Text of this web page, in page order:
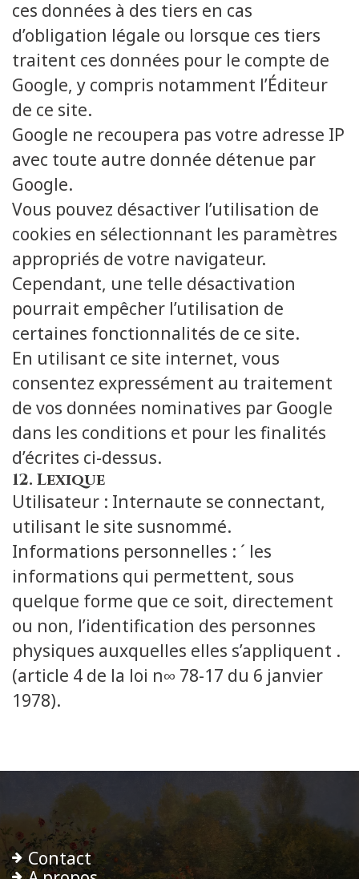
ces données à des tiers en cas
d’obligation légale ou lorsque ces tiers
traitent ces données pour le compte de
Google, y compris notamment l’Éditeur
de ce site.
Google ne recoupera pas votre adresse IP
avec toute autre donnée détenue par
Google.
Vous pouvez désactiver l’utilisation de
cookies en sélectionnant les paramètres
appropriés de votre navigateur.
Cependant, une telle désactivation
pourrait empêcher l’utilisation de
certaines fonctionnalités de ce site.
En utilisant ce site internet, vous
consentez expressément au traitement
de vos données nominatives par Google
dans les conditions et pour les finalités
d’écrites ci-dessus.
12. Lexique
Utilisateur : Internaute se connectant,
utilisant le site susnommé.
Informations personnelles : ´ les
informations qui permettent, sous
quelque forme que ce soit, directement
ou non, l’identification des personnes
physiques auxquelles elles s’appliquent .
(article 4 de la loi n∞ 78-17 du 6 janvier
1978).
Contact